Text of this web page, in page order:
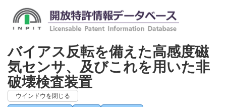
バイアス反転を備えた高感度磁
気センサ、及びこれを用いた非
破壊検査装置
ウインドウを閉じる